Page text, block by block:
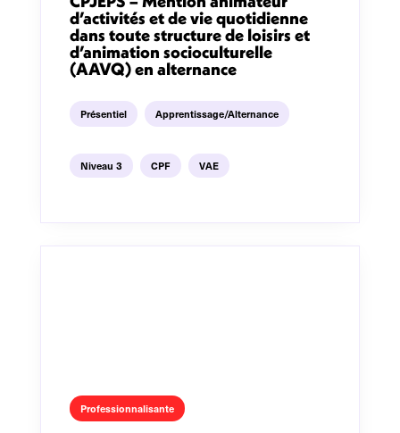
d’activités et de vie quotidienne
dans toute structure de loisirs et
d’animation socioculturelle
(AAVQ) en alternance
Présentiel Apprentissage/Alternance
Niveau 3 CPF VAE
Professionnalisante